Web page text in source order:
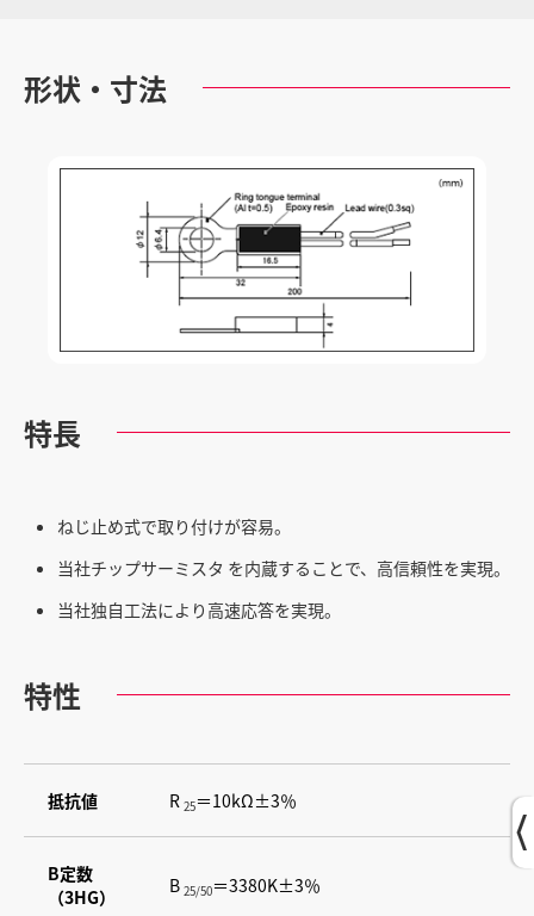
形状・寸法
特長
ねじ止め式で取り付けが容易。
当社チップサーミスタ を内蔵することで、高信頼性を実現。
当社独自工法により高速応答を実現。
特性
抵抗値 R 25＝10kΩ±3％
B定数
（3HG）
B 25/50＝3380K±3％